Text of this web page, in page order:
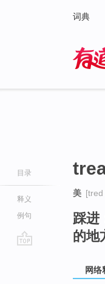
词典
目录
释义
例句
美 [tred
踩进
的地
网络